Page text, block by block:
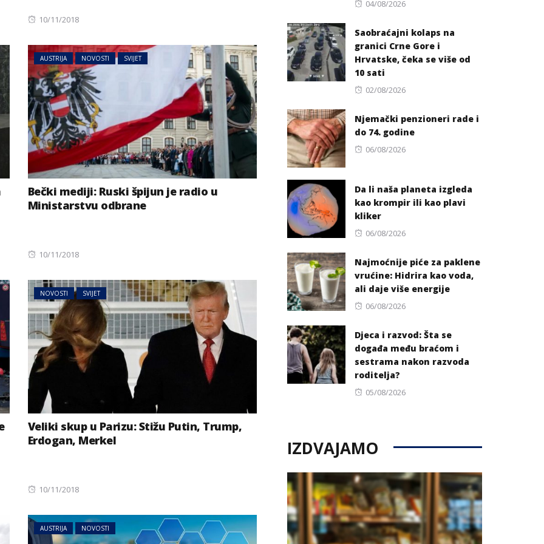
Posted
10/11/2018
AUSTRIJA NOVOSTI SVIJET
Bečki mediji: Ruski špijun je radio u
Ministarstvu odbrane
Posted
10/11/2018
NOVOSTI SVIJET
Veliki skup u Parizu: Stižu Putin, Trump,
Erdogan, Merkel
Posted
10/11/2018
AUSTRIJA NOVOSTI
Posted
04/08/2026
Saobraćajni kolaps na
granici Crne Gore i
Hrvatske, čeka se više od
10 sati
Posted
02/08/2026
Njemački penzioneri rade i
do 74. godine
Posted
06/08/2026
Da li naša planeta izgleda
kao krompir ili kao plavi
kliker
Posted
06/08/2026
Najmoćnije piće za paklene
vrućine: Hidrira kao voda,
ali daje više energije
Posted
06/08/2026
Djeca i razvod: Šta se
događa među braćom i
sestrama nakon razvoda
roditelja?
Posted
05/08/2026
IZDVAJAMO